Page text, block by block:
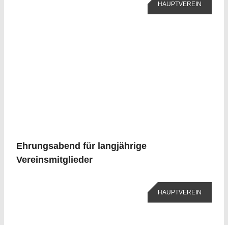
HAUPTVEREIN
Ehrungsabend für langjährige
Vereinsmitglieder
HAUPTVEREIN